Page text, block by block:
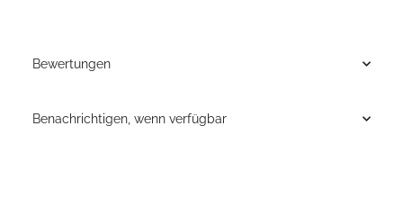
Bewertungen
Benachrichtigen, wenn verfügbar